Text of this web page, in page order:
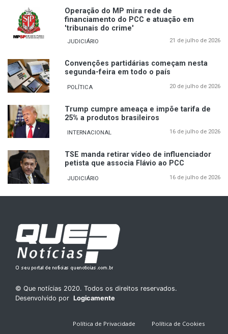
Operação do MP mira rede de
financiamento do PCC e atuação em
'tribunais do crime'
JUDICIÁRIO 21 de julho de 2026
Convenções partidárias começam nesta
segunda-feira em todo o país
POLÍTICA 20 de julho de 2026
Trump cumpre ameaça e impõe tarifa de
25% a produtos brasileiros
INTERNACIONAL 16 de julho de 2026
TSE manda retirar vídeo de influenciador
petista que associa Flávio ao PCC
JUDICIÁRIO 16 de julho de 2026
© Que notícias 2020. Todos os direitos reservados.
Desenvolvido por Logicamente
Política de Privacidade Política de Cookies